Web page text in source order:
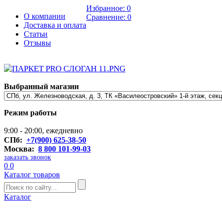
О компании
Доставка и оплата
Статьи
Отзывы
Избранное: 0
Сравнение: 0
Выбранный магазин
Режим работы
9:00 - 20:00, ежедневно
СПб: +7(900) 625-38-50
Москва: 8 800 101-99-03
заказать звонок
0 0
Каталог товаров
Каталог